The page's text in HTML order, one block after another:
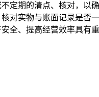
定期的清点、核对，以
对实物与账面记录是否
全、提高经营效率具有重